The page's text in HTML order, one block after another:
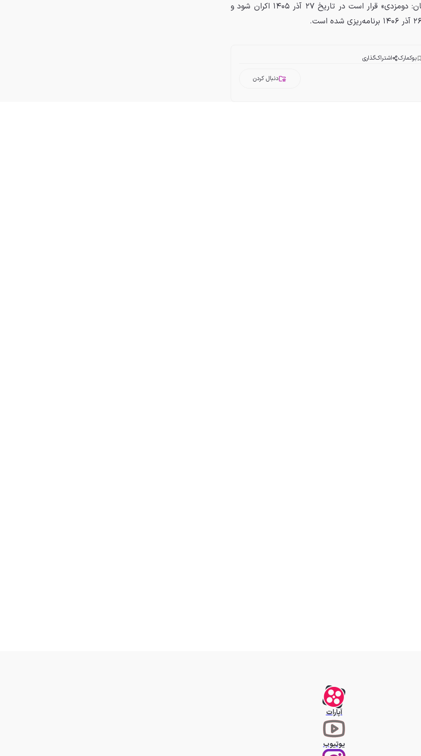
است. طبق برنامه اعلام‌شده، «انتقام‌جویان: دومزدی» قرار است در تاریخ ۲۷ آذر ۱۴۰۵ اکران شود و
بوکمارک اشتراک‌گذاری
دنبال کردن
آپارات
یوتیوب